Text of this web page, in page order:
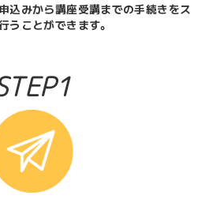
込みから講座受講までの手続きをス
うことができます。